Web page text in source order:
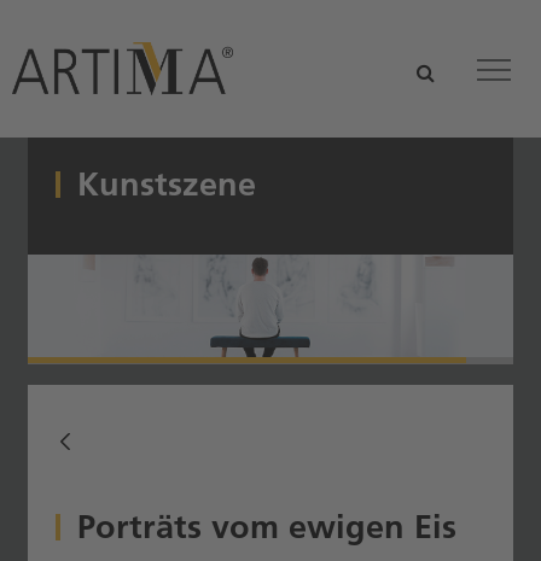
Kunstszene
Porträts vom ewigen Eis